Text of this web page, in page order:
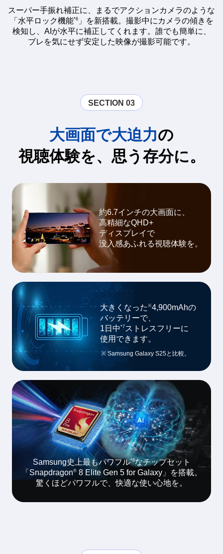
スーパー手振れ補正に、まるでアクションカメラのような
「水平ロック機能*6」を新搭載。撮影中にカメラの傾きを
検知し、AIが水平に補正してくれます。誰でも簡単に、
ブレを気にせず安定した映像が撮影可能です。
SECTION 03
大画面で大迫力の
視聴体験を、思う存分に。
約6.7インチの大画面に、
高精細なQHD+
ディスプレイで
没入感あふれる視聴体験を。
大きくなった※4,900mAhの
バッテリーで、
1日中*7 ストレスフリーに
使用できます。
※ Samsung Galaxy S25と比較。
Samsung史上最もパワフル*8なチップセット
「Snapdragon®8 Elite Gen 5 for Galaxy」を搭載。
驚くほどパワフルで、快適な使い心地を。